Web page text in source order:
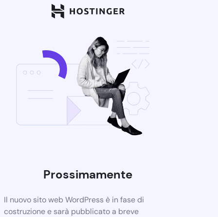
Prossimamente
Il nuovo sito web WordPress è in fase di
costruzione e sarà pubblicato a breve